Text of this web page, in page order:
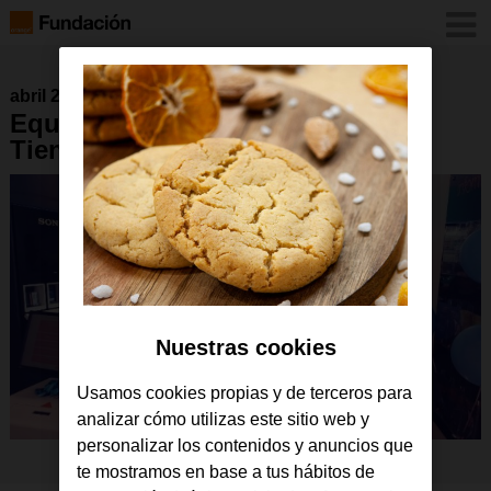
abril 2017
Equipo Fundación Orange en
Tienda Orange Puera del Sol
Nuestras cookies
Usamos cookies propias y de terceros para
analizar cómo utilizas este sitio web y
personalizar los contenidos y anuncios que
te mostramos en base a tus hábitos de